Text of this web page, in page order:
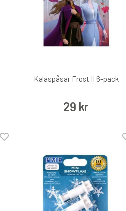
Kalaspåsar Frost II 6-pack
29 kr